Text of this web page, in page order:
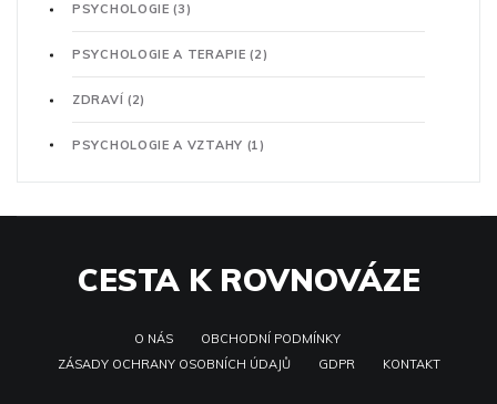
PSYCHOLOGIE(3)
PSYCHOLOGIE A TERAPIE(2)
ZDRAVÍ (2)
PSYCHOLOGIE A VZTAHY (1)
CESTA K ROVNOVÁZE
O NÁS
OBCHODNÍ PODMÍNKY
ZÁSADY OCHRANY OSOBNÍCH ÚDAJŮ
GDPR KONTAKT